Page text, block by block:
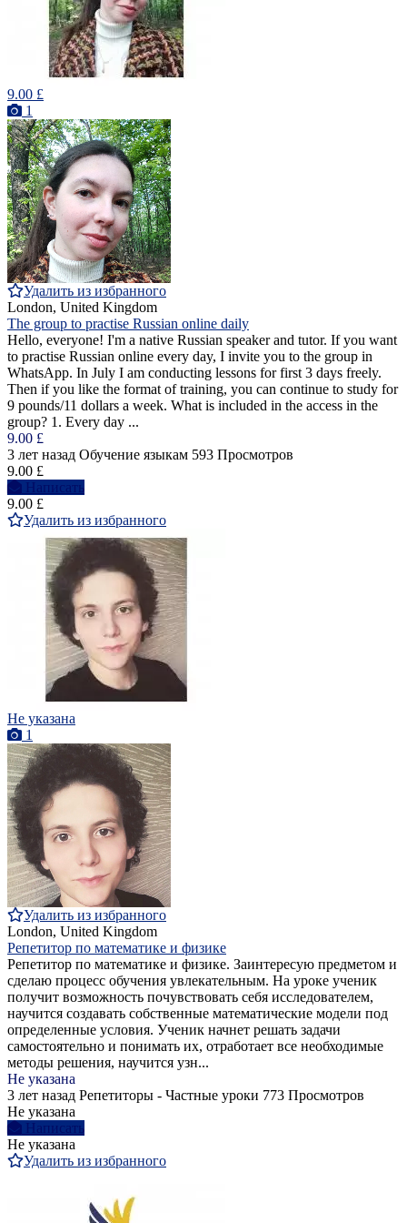
9.00 £
1
Удалить из избранного
London, United Kingdom
The group to practise Russian online daily
Hello, everyone! I'm a native Russian speaker and tutor. If you want
to practise Russian online every day, I invite you to the group in
WhatsApp. In July I am conducting lessons for first 3 days freely.
Then if you like the format of training, you can continue to study for
9 pounds/11 dollars a week. What is included in the access in the
group? 1. Every day ...
9.00 £
3 лет назад Обучение языкам 593 Просмотров
9.00 £
Написать
9.00 £
Удалить из избранного
Не указана
1
Удалить из избранного
London, United Kingdom
Репетитор по математике и физике
Репетитор по математике и физике. Заинтересую предметом и
сделаю процесс обучения увлекательным. На уроке ученик
получит возможность почувствовать себя исследователем,
научится создавать собственные математические модели под
определенные условия. Ученик начнет решать задачи
самостоятельно и понимать их, отработает все необходимые
методы решения, научится узн...
Не указана
3 лет назад Репетиторы - Частные уроки 773 Просмотров
Не указана
Написать
Не указана
Удалить из избранного